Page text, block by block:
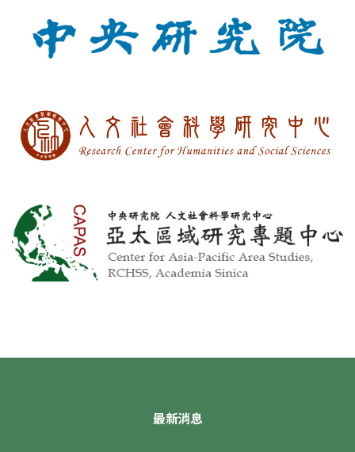
最新消息